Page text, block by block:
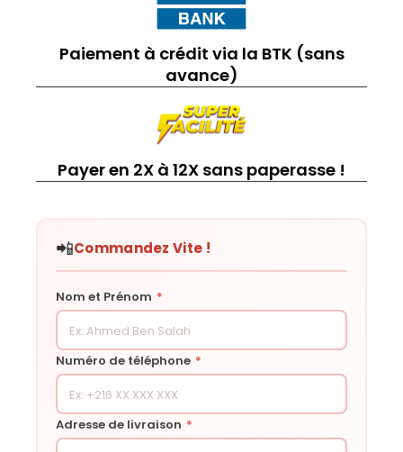
Paiement à crédit via la BTK (sans
avance)
Payer en 2X à 12X sans paperasse !
📲Commandez Vite !
Nom et Prénom *
Numéro de téléphone *
Adresse de livraison *